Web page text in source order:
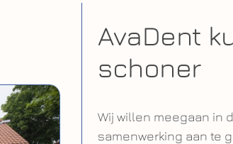
AvaDent
schoner
Wij willen meegaan in
samenwerking aan te